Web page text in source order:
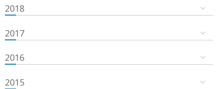
2018
2017
2016
2015